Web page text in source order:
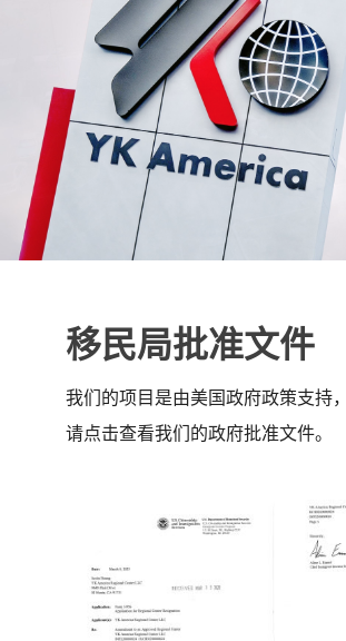
移民局批准文件
我们的项目是由美国政府政策支持
请点击查看我们的政府批准文件。